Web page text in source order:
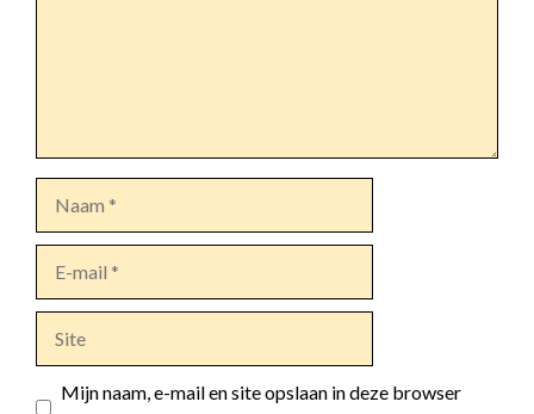
mail
Mijn naam, e-mail en site opslaan in deze browser